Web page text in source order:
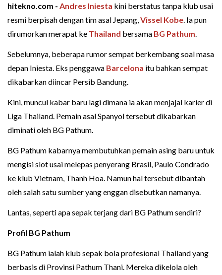
hitekno.com - Andres Iniesta kini berstatus tanpa klub usai
resmi berpisah dengan tim asal Jepang,Vissel Kobe. Ia pun
dirumorkan merapat ke Thailand bersama BG Pathum.
Sebelumnya, beberapa rumor sempat berkembang soal masa
depan Iniesta. Eks penggawa Barcelona itu bahkan sempat
dikabarkan diincar Persib Bandung.
Kini, muncul kabar baru lagi dimana ia akan menjajal karier di
Liga Thailand. Pemain asal Spanyol tersebut dikabarkan
diminati oleh BG Pathum.
BG Pathum kabarnya membutuhkan pemain asing baru untuk
mengisi slot usai melepas penyerang Brasil, Paulo Condrado
ke klub Vietnam, Thanh Hoa. Namun hal tersebut dibantah
oleh salah satu sumber yang enggan disebutkan namanya.
Lantas, seperti apa sepak terjang dari BG Pathum sendiri?
Profil BG Pathum
BG Pathum ialah klub sepak bola profesional Thailand yang
berbasis di Provinsi Pathum Thani. Mereka dikelola oleh